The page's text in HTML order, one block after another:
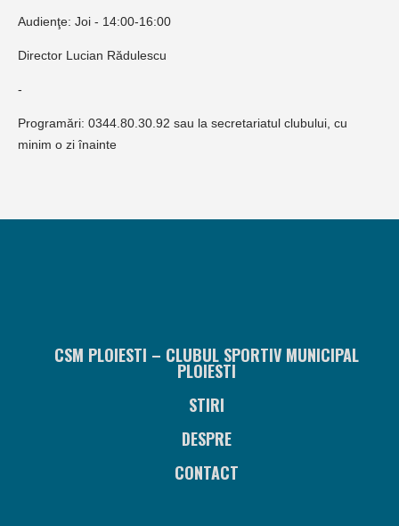
Audienţe: Joi - 14:00-16:00
Director Lucian Rădulescu
-
Programări: 0344.80.30.92 sau la secretariatul clubului, cu
minim o zi înainte
CSM PLOIESTI – CLUBUL SPORTIV MUNICIPAL
PLOIESTI
STIRI
DESPRE
CONTACT